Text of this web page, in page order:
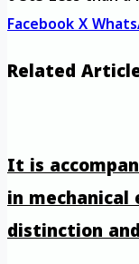
FacebookX
Related
It is
in
distinction